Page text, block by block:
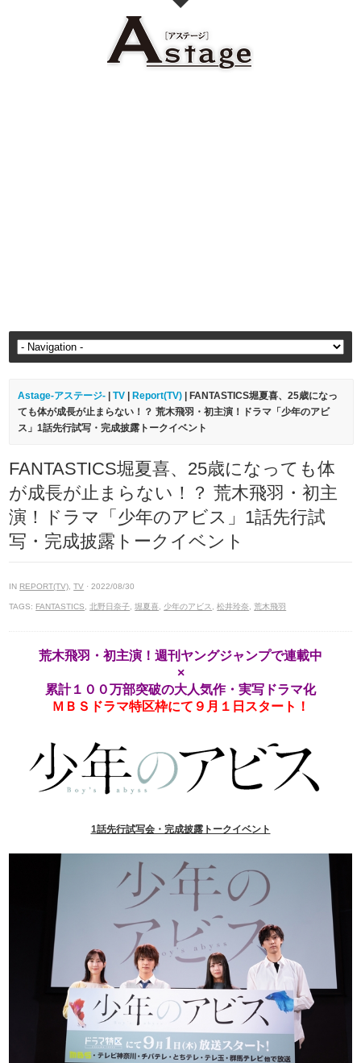
Astage-アステージ- |TV Report(TV) | FANTASTICS堀夏喜、25歳になっ
ても体が成長が止まらない！？ 荒木飛羽・初主演！ドラマ「少年のアビ
ス」1話先行試写・完成披露トークイベント
FANTASTICS堀夏喜、25歳になっても体
が成長が止まらない！？ 荒木飛羽・初主
演！ドラマ「少年のアビス」1話先行試
写・完成披露トークイベント
IN REPORT(TV) ,TV · 2022/08/30
TAGS: FANTASTICS ,北野日奈子 ,堀夏喜 少年のアビス ,松井玲奈 ,荒木飛羽
荒木飛羽・初主演！週刊ヤングジャンプで連載中
×
累計１００万部突破の大人気作・実写ドラマ化
ＭＢＳドラマ特区枠にて９月１日スタート！
1話先行試写会・完成披露トークイベント